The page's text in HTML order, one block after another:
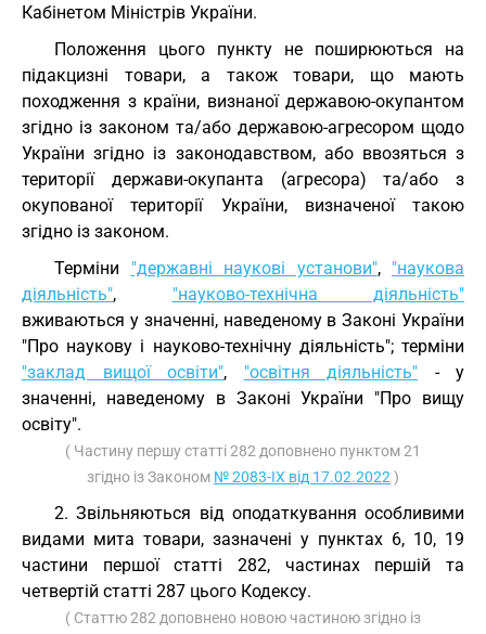
Кабінетом Міністрів України.
Положення цього пункту не поширюються на
підакцизні товари, а також товари, що мають
походження з країни, визнаної державою-окупантом
згідно із законом та/або державою-агресором щодо
України згідно із законодавством, або ввозяться з
території держави-окупанта (агресора) та/або з
окупованої території України, визначеної такою
згідно із законом.
Терміни "державні наукові установи", "наукова
діяльність", "науково-технічна діяльність"
вживаються у значенні, наведеному в Законі України
"Про наукову і науково-технічну діяльність"; терміни
"заклад вищої освіти", "освітня діяльність" - у
значенні, наведеному в Законі України "Про вищу
освіту".
( Частину першу статті 282 доповнено пунктом 21
згідно із Законом № 2083-IX від 17.02.2022 )
2. Звільняються від оподаткування особливими
видами мита товари, зазначені у пунктах 6, 10, 19
частини першої статті 282, частинах першій та
четвертій статті 287 цього Кодексу.
( Статтю 282 доповнено новою частиною згідно із